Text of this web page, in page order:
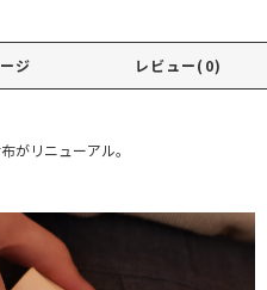
ジ レビュー(0)
がリニューアル。